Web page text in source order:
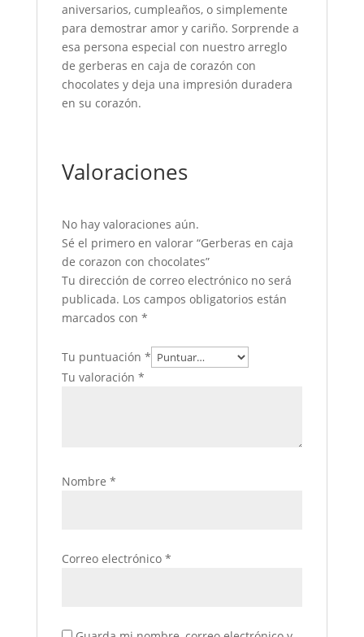
aniversarios, cumpleaños, o simplemente
para demostrar amor y cariño. Sorprende a
esa persona especial con nuestro arreglo
de gerberas en caja de corazón con
chocolates y deja una impresión duradera
en su corazón.
Valoraciones
No hay valoraciones aún.
Sé el primero en valorar “Gerberas en caja
de corazon con chocolates”
Tu dirección de correo electrónico no será
publicada. Los campos obligatorios están
marcados con *
Tu puntuación *
Tu valoración *
Nombre *
Correo electrónico *